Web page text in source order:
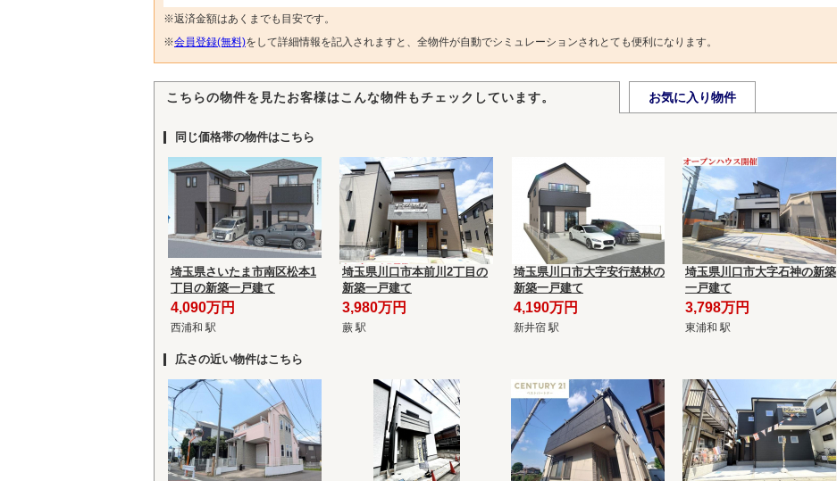
※返済金額はあくまでも目安です。
※会員登録(無料)をして詳細情報を記入されますと、全物件が自動でシミュレーションされとても便利になります。
こちらの物件を見たお客様はこんな物件もチェックしています。 お気に入り物件
同じ価格帯の物件はこちら
埼玉県さいたま市南区松本1
丁目の新築一戸建て
4,090万円
西浦和 駅
埼玉県川口市本前川2丁目の
新築一戸建て
3,980万円
蕨 駅
埼玉県川口市大字安行慈林の
新築一戸建て
4,190万円
新井宿 駅
埼玉県川口市大字石神の新築
一戸建て
3,798万円
東浦和 駅
広さの近い物件はこちら